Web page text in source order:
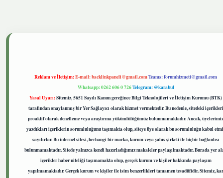
Reklam ve İletişim:E-mail:backlinkpaneli@gmail.comTeams:forumhizmeti@gmail.com
Whatsapp: 0262 606 0 726Telegram: @karabul
Yasal Uyarı:Sitemiz, 5651 Sayılı Kanun gereğince Bilgi Teknolojileri ve İletişim Kurumu (BTK)
tarafından onaylanmış bir Yer Sağlayıcı olarak hizmet vermektedir. Bu nedenle, sitedeki içerikleri
proaktif olarak denetleme veya araştırma yükümlülüğümüz bulunmamaktadır. Ancak, üyelerimiz
yazdıkları içeriklerin sorumluluğunu taşımakta olup, siteye üye olarak bu sorumluluğu kabul
sayılırlar. Bu internet sitesi, herhangi bir marka, kurum veya şahıs şirketi ile hiçbir bağlantısı
bulunmamaktadır. Sitede yalnızca kendi hazırladığımız makaleler paylaşılmaktadır. Burada yer
içerikler haber niteliği taşımamakta olup, gerçek kurum ve kişiler hakkında paylaşım
yapılmamaktadır. Gerçek kurum ve kişiler ile isim benzerlikleri tamamen tesadüfidir. Sitemiz, kar